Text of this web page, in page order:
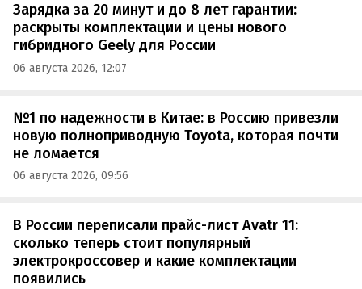
Зарядка за 20 минут и до 8 лет гарантии:
раскрыты комплектации и цены нового
гибридного Geely для России
06 августа 2026, 12:07
№1 по надежности в Китае: в Россию привезли
новую полноприводную Toyota, которая почти
не ломается
06 августа 2026, 09:56
В России переписали прайс-лист Avatr 11:
сколько теперь стоит популярный
электрокроссовер и какие комплектации
появились